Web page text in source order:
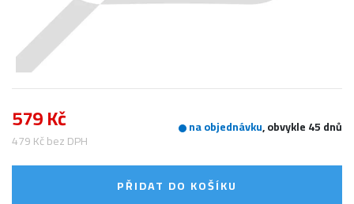
579 Kč
479 Kč bez DPH
na objednávku, obvykle 45 dnů
PŘIDAT DO KOŠÍKU